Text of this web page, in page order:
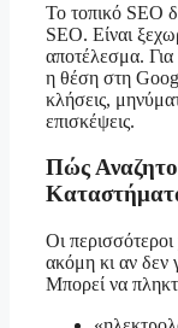
Το τοπικό SEO
SEO. Είναι
αποτέλεσμα.
η θέση στη
κλήσεις,
επισκέψεις.
Πώς
Οι
ακόμη κι αν δεν
Μπορεί να